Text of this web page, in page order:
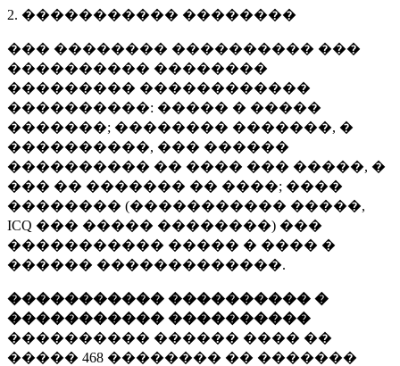
2. ����������� ��������
��� �������� ���������� ���
���������� ��������
��������� ������������
����������: ����� � �����
�������; �������� �������, �
����������, ��� ������
���������� �� ���� ��� �����, �
��� �� ������� �� ����; ����
�������� (����������� �����,
ICQ ��� ����� ��������) ���
����������� ����� � ���� �
������ �������������.
����������� ���������� �
����������� ����������
���������� ������ ���� ��
����� 468 �������� �� �������